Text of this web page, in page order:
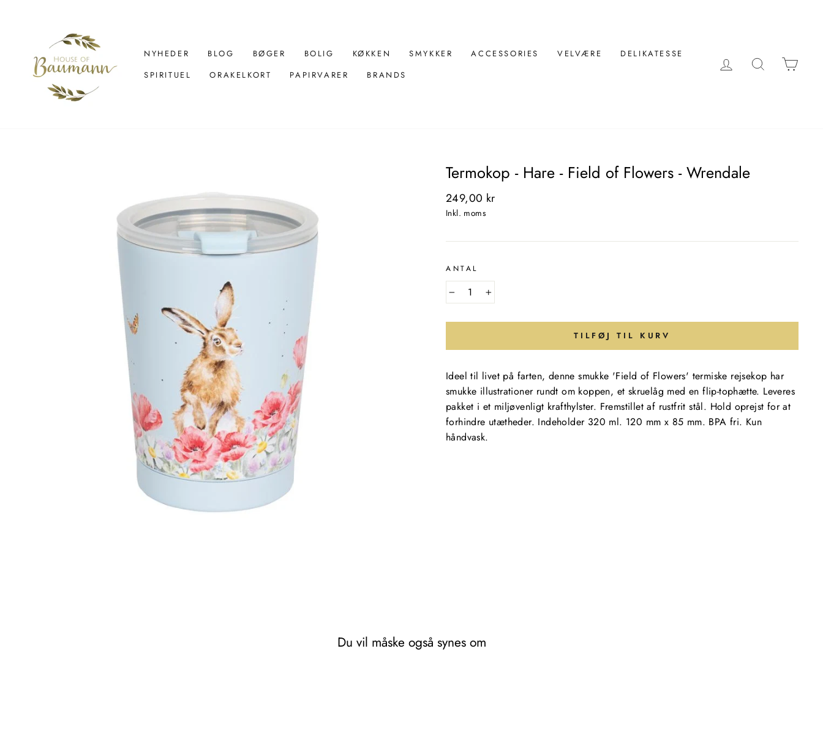
NYHEDER BLOG BØGER BOLIG KØKKEN SMYKKER ACCESSORIES VELVÆRE
DELIKATESSE
SPIRITUEL
ORAKELKORT PAPIRVARER BRANDS
LOG INDSØG
Termokop - Hare - Field of Flowers - Wrendale
Normal
pris
249,00 kr
Inkl. moms
ANTAL
− +
TILFØJ TIL KURV
Ideel til livet på farten, denne smukke 'Field of Flowers' termiske rejsekop har
smukke illustrationer rundt om koppen, et skruelåg med en flip-tophætte. Leveres
pakket i et miljøvenligt krafthylster. Fremstillet af rustfrit stål. Hold oprejst for at
forhindre utætheder. Indeholder 320 ml. 120 mm x 85 mm. BPA fri. Kun
håndvask.
Du vil måske også synes om